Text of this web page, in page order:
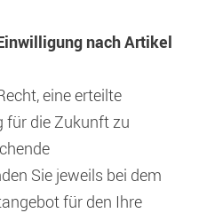
nach Artikel
eine erteilte
für die Zukunft zu
Sie jeweils bei dem
für den Ihre